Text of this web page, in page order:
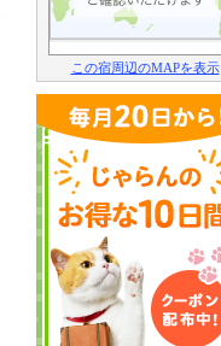
この宿周辺のMAPを表示